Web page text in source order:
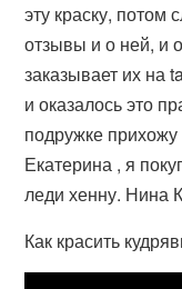
эту краску, потом
отзывы и о ней, и
заказывает их на
и оказалось это
подружке
Екатерина , я
леди хенну. Нина
Как красить